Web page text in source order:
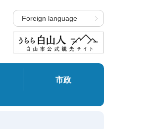
Foreign language
市政